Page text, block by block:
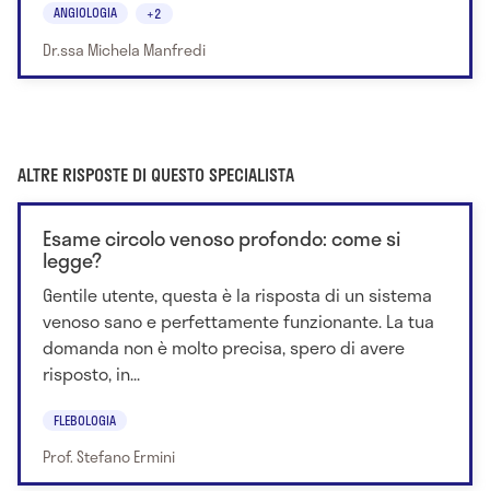
ANGIOLOGIA +2
Dr.ssa Michela Manfredi
ALTRE RISPOSTE DI QUESTO SPECIALISTA
Esame circolo venoso profondo: come si
legge?
Gentile utente, questa è la risposta di un sistema
venoso sano e perfettamente funzionante. La tua
domanda non è molto precisa, spero di avere
risposto, in...
FLEBOLOGIA
Prof. Stefano Ermini